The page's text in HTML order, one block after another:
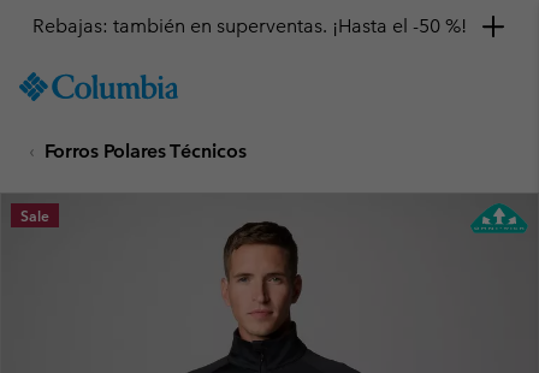
TO
SKIP
MAIN
NAV
Rebajas: también en superventas. ¡Hasta el -50 %!
Forros Polares Técnicos
Sale